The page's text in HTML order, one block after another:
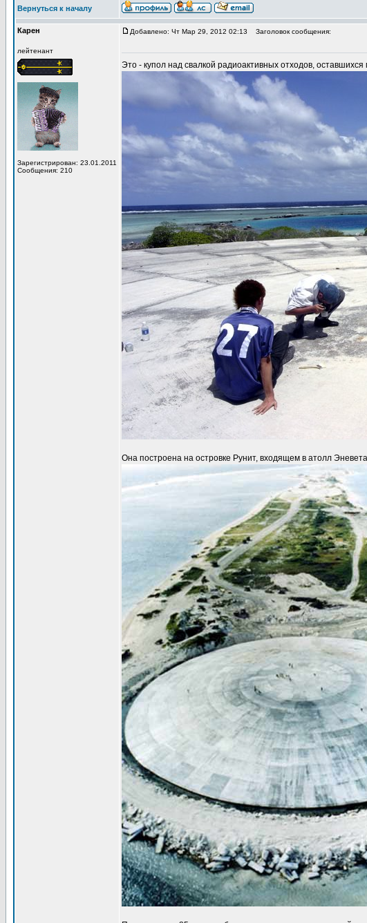
Вернуться к началу
Карен
лейтенант
Зарегистрирован: 23.01.2011
Сообщения: 210
Добавлено: Чт Мар 29, 2012 02:13 Заголовок сообщения:
Это - купол над свалкой радиоактивных отходов,
Она построена на островке Рунит, входящем в атолл